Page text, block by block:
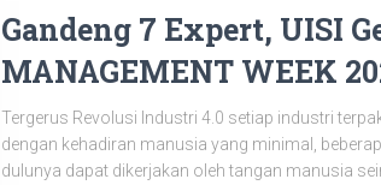
Gandeng 7 Expert, UISI
MANAGEMENT WEEK
Tergerus Revolusi Industri 4.0 setiap industri
dengan kehadiran manusia yang minimal,
dulunya dapat dikerjakan oleh tangan manusia